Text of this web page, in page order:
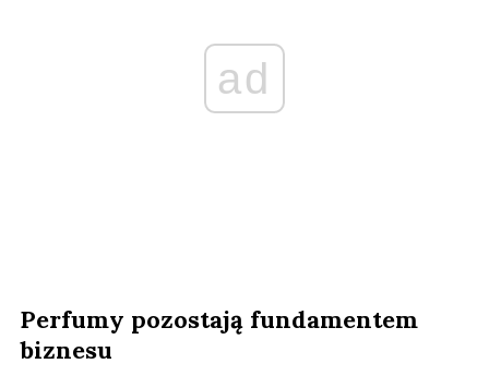
ad
Perfumy pozostają fundamentem
biznesu